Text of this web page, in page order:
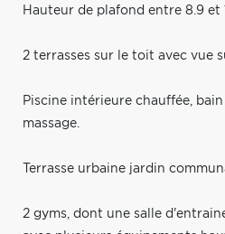
Hauteur de plafond entre 8.9 et
2 terrasses sur le toit avec vue
Piscine intérieure chauffée,
massage.
Terrasse urbaine jardin
2 gyms, dont une salle